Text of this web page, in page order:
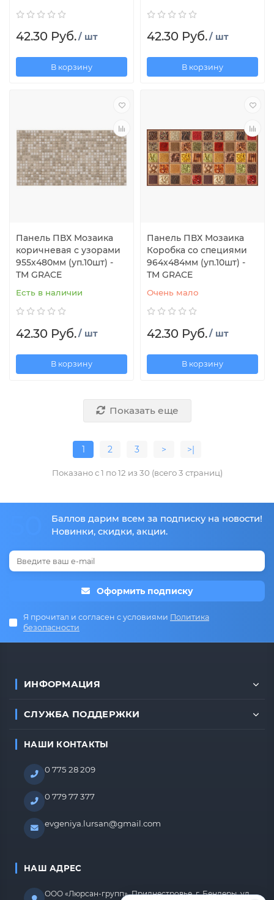
42.30 Руб./ шт
В корзину
42.30 Руб./ шт
В корзину
Панель ПВХ Мозаика
коричневая с узорами
955х480мм (уп.10шт) -
ТМ GRACE
Есть в наличии
42.30 Руб./ шт
В корзину
Панель ПВХ Мозаика
Коробка со специями
964х484мм (уп.10шт) -
ТМ GRACE
Очень мало
42.30 Руб./ шт
В корзину
Показать еще
1 2 3 > >|
Показано с 1 по 12 из 30 (всего 3 страниц)
Баллов дарим всем за подписку на новости!
Новинки, скидки, акции.
Оформить подписку
Я прочитал и согласен с условиями Политика
безопасности
ИНФОРМАЦИЯ
СЛУЖБА ПОДДЕРЖКИ
НАШИ КОНТАКТЫ
0 775 28 209
0 779 77 377
evgeniya.lursan@gmail.com
НАШ АДРЕС
ООО «Люрсан-групп», Приднестровье, г. Бендеры, ул.